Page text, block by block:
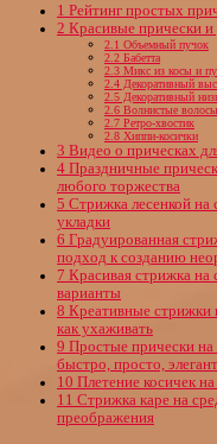
1 Рейтинг простых
2 Красивые прически и
2.1 Объемный пучок
2.2 Бабетта
2.3 Микс из косы и
2.4 Декоративный
2.5 Декоративный
2.6 Волнистые
2.7 Ретро-хвостик
2.8 Хиппи-косички
3 Видео о прическах
4 Праздничные
любого торжества
5 Стрижка лесенкой
укладки
6 Градуированная
подход к созданию
7 Красивая стрижка на
варианты
8 Креативные стрижки
как ухаживать
9 Простые прически
быстро, просто,
10 Плетение косичек
11 Стрижка каре на
преображения